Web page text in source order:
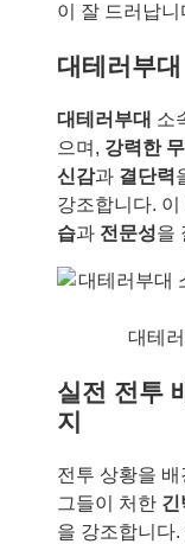
이 잘 드러납니
대테러부
대테러부대 소
으며, 강력한 무
신감과 결단력
강조합니다. 이
습과 전문성을
대테
실전 전투
지
전투 상황을
그들이 처한 긴
을 강조합니다.